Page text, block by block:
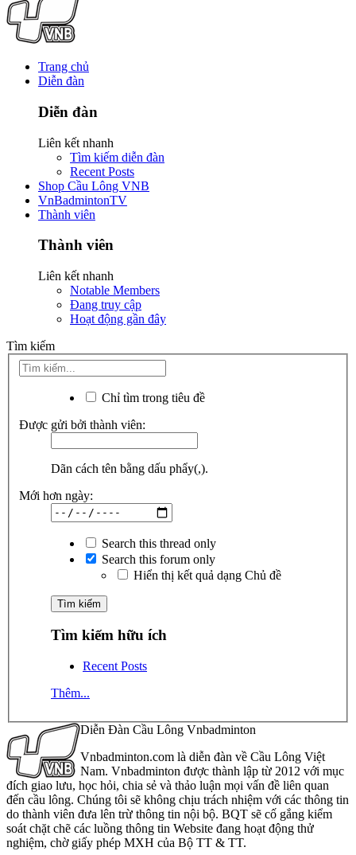
Trang chủ
Diễn đàn
Diễn đàn
Liên kết nhanh
Tìm kiếm diễn đàn
Recent Posts
Shop Cầu Lông VNB
VnBadmintonTV
Thành viên
Thành viên
Liên kết nhanh
Notable Members
Đang truy cập
Hoạt động gần đây
Tìm kiếm
Chỉ tìm trong tiêu đề
Được gửi bởi thành viên:
Dãn cách tên bằng dấu phẩy(,).
Mới hơn ngày:
Search this thread only
Search this forum only
Hiển thị kết quả dạng Chủ đề
Tìm kiếm hữu ích
Recent Posts
Thêm...
Diễn Đàn Cầu Lông Vnbadminton
Vnbadminton.com là diễn đàn về Cầu Lông Việt
Nam. Vnbadminton được thành lập từ 2012 với mục
đích giao lưu, học hỏi, chia sẻ và thảo luận mọi vấn đề liên quan
đến cầu lông. Chúng tôi sẽ không chịu trách nhiệm với các thông tin
do thành viên đưa lên trừ thông tin nội bộ. BQT sẽ cố gắng kiểm
soát chặt chẽ các luồng thông tin Website đang hoạt động thử
nghiệm, chờ giấy phép MXH của Bộ TT & TT.